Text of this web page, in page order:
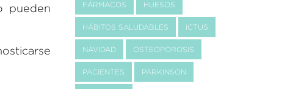
pueden
FÁRMACOS HUESOS
HÁBITOS SALUDABLES ICTUS
NAVIDAD OSTEOPOROSIS
PACIENTES PARKINSON